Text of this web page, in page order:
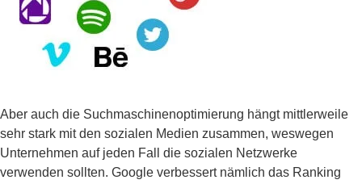
Aber auch die Suchmaschinenoptimierung hängt mittlerweile
sehr stark mit den sozialen Medien zusammen, weswegen
Unternehmen auf jeden Fall die sozialen Netzwerke
verwenden sollten. Google verbessert nämlich das Ranking